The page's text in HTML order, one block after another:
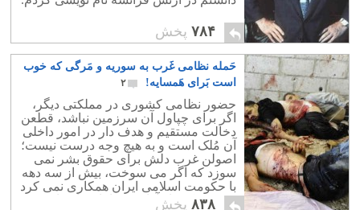
۷۸۴ پخش
حَمله نظامی غَرب به سوریه و مَرگی که خوب
است بَرای هَمسایه!
۲
حضور نظامی کشوری در مملکتی دیگر،
اگر برای چپاول آن سرزمین نباشد، قطعن
دخالت مستقیم و هدف دار در امور داخلی
آن مُلک است و به هیچ وجه درست نیست؛
اصولن غرب دلش برای حقوق بشر نمی
سوزد که اگر می سوخت، بیش از سه دهه
با حکومت اسلامی ایران همکاری نمی کرد
و زمینه کشتار آزادی خواهان را فراهم نمی
۸۳۸ پخش